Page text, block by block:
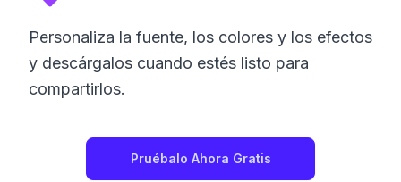
Personaliza la fuente, los colores y los efectos
y descárgalos cuando estés listo para
compartirlos.
Pruébalo Ahora Gratis